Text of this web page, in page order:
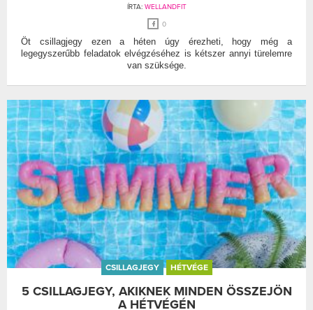
ÍRTA: WELLANDFIT
0
Öt csillagjegy ezen a héten úgy érezheti, hogy még a
legegyszerűbb feladatok elvégzéséhez is kétszer annyi türelemre
van szüksége.
CSILLAGJEGY HÉTVÉGE
5 CSILLAGJEGY, AKIKNEK MINDEN ÖSSZEJÖN
A HÉTVÉGÉN